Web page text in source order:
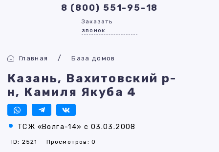
8 (800) 551-95-18
Заказать
звонок
Главная База домов
Казань, Вахитовский р-
н, Камиля Якуба 4
ТСЖ «Волга-14» с 03.03.2008
ID: 2521 Просмотров: 0